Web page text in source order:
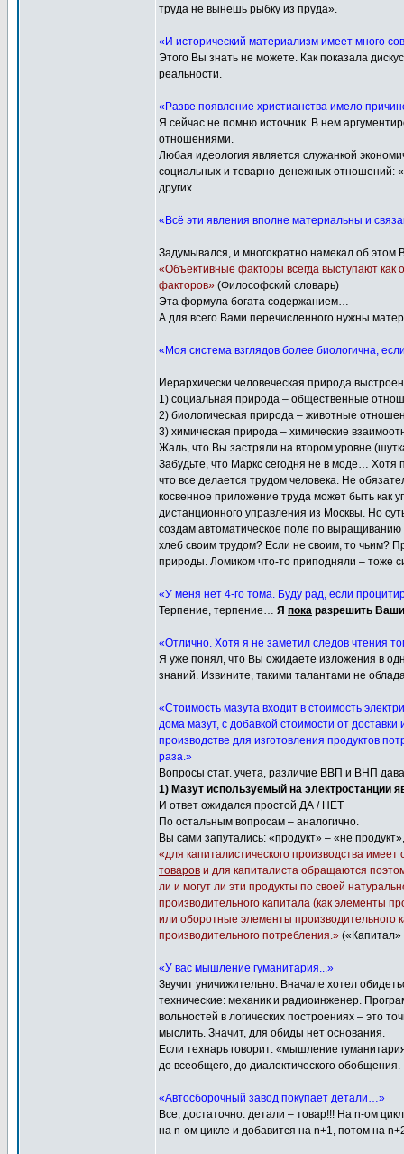
труда не вынешь рыбку из пруда».
«И исторический материализм имеет много
Этого Вы знать не можете. Как показала
реальности.
«Разве появление христианства имело
Я сейчас не помню источник. В нем
отношениями.
Любая идеология является служанкой
социальных и товарно-денежных отношений:
других…
«Всё эти явления вполне материальны и
Задумывался, и многократно намекал об этом
«Объективные факторы всегда выступают как
факторов» (Философский словарь)
Эта формула богата содержанием…
А для всего Вами перечисленного нужны
«Моя система взглядов более биологична,
Иерархически человеческая природа
1) социальная природа – общественные
2) биологическая природа – животные
3) химическая природа – химические
Жаль, что Вы застряли на втором уровне
Забудьте, что Маркс сегодня не в моде… Хотя
что все делается трудом человека. Не
косвенное приложение труда может быть как
дистанционного управления из Москвы. Но
создам автоматическое поле по выращиванию
хлеб своим трудом? Если не своим, то чьим?
природы. Ломиком что-то приподняли – тоже
«У меня нет 4-го тома. Буду рад, если
Терпение, терпение… Я пока разрешить
«Отлично. Хотя я не заметил следов чтения
Я уже понял, что Вы ожидаете изложения в
знаний. Извините, такими талантами не
«Стоимость мазута входит в стоимость
дома мазут, с добавкой стоимости от
производстве для изготовления продуктов
раза.»
Вопросы стат. учета, различие ВВП и ВНП
1) Мазут используемый на электростанции
И ответ ожидался простой ДА / НЕТ
По остальным вопросам – аналогично.
Вы сами запутались: «продукт» – «не
«для капиталистического производства
товаров и для капиталиста обращаются
ли и могут ли эти продукты по своей
производительного капитала (как элементы
или оборотные элементы производительного
производительного потребления.» («Капитал»
«У вас мышление гуманитария...»
Звучит уничижительно. Вначале хотел
технические: механик и радиоинженер.
вольностей в логических построениях – это
мыслить. Значит, для обиды нет основания.
Если технарь говорит: «мышление
до всеобщего, до диалектического обобщения.
«Автосборочный завод покупает детали…»
Все, достаточно: детали – товар!!! На n-ом
на n-ом цикле и добавится на n+1, потом на